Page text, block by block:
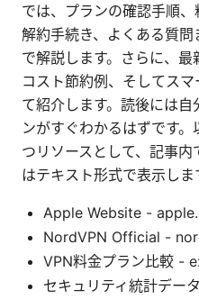
では、プランの確認手順、
解約手続き、よくある質
で解説します。さらに、
コスト節約例、そしてス
て紹介します。読後には
ンがすぐわかるはずです
つリソースとして、記事
はテキスト形式で表示しま
Apple Website -
NordVPN Official -
VPN料金プラン比較 -
セキュリティ統計デー